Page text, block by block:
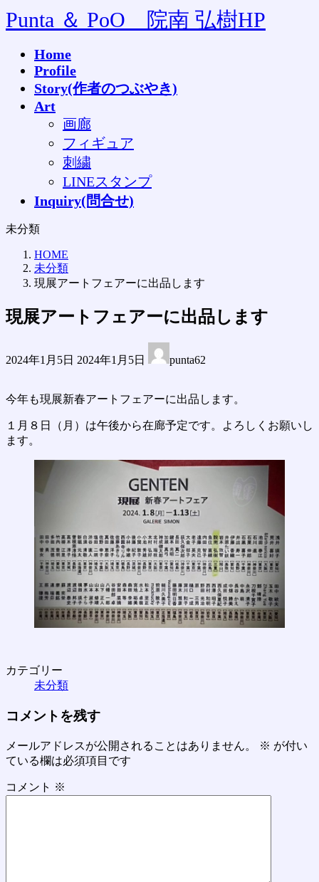
コ
ン
ナ
ビ
Punta ＆ PoO 院南 弘樹HP
Home
Profile
Story(作者のつぶやき)
Art
画廊
フィギュア
刺繍
LINEスタンプ
Inquiry(問合せ)
未分類
HOME
未分類
現展アートフェアーに出品します
現展アートフェアーに出品します
2024年1月5日 終
新
日
時
2024年1月5日 punta62
今年も現展新春アートフェアーに出品します。
１月８日（月）は午後から在廊予定です。よろしくお願いし
ます。
カテゴリー
未分類
コメントを残す
メールアドレスが公開されることはありません。 ※ が付い
ている欄は必須項目です
コメント ※